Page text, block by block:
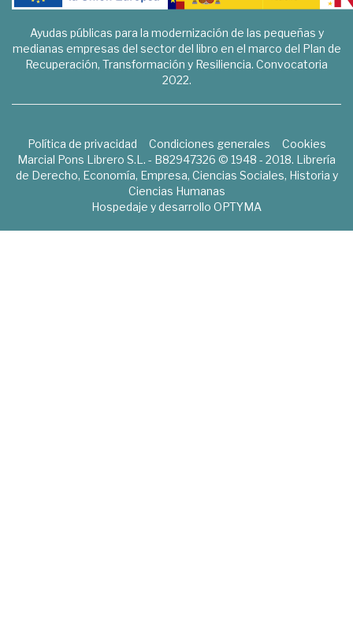
Ayudas públicas para la modernización de las pequeñas y
medianas empresas del sector del libro en el marco del Plan de
Recuperación, Transformación y Resiliencia. Convocatoria
2022.
Política de privacidad Condiciones generales
Cookies
Marcial Pons Librero S.L. - B82947326 © 1948 - 2018. Librería
de Derecho, Economía, Empresa, Ciencias Sociales, Historia y
Ciencias Humanas
Hospedaje y desarrollo OPTYMA